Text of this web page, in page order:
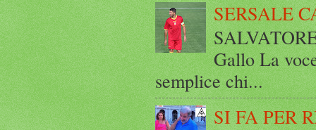
SERSALE
Gallo La
semplice chi...
SI FA PER